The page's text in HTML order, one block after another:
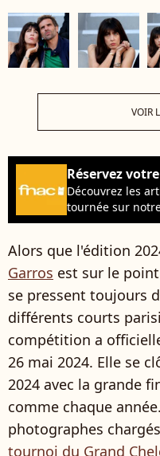
VOIR
Réservez
Découvrez les
tournée sur
Alors que l'édition
Garros est sur le
se pressent toujours
différents courts
compétition a
26 mai 2024. Elle se
2024 avec la grande
comme chaque
photographes
tournoi du Grand